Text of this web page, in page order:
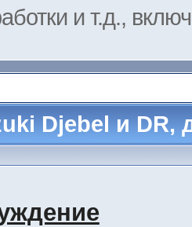
и т.д.,
Djebel и DR,